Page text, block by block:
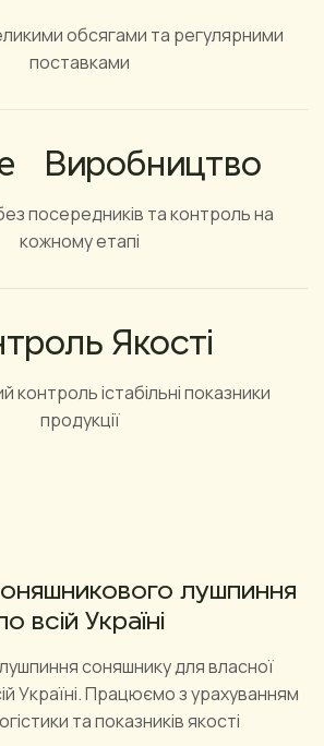
обсягами та регулярними
поставками
Виробництво
посередників та контроль на
кожному етапі
істабільні показники
продукції
Якості
лушпиння
всій Україні
соняшнику для власної
Україні. Працюємо з урахуванням
та показників якості